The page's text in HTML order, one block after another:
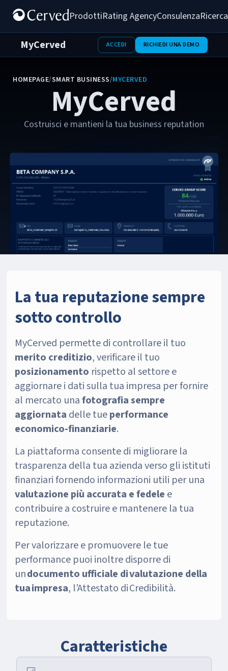
ProdottiRating AgencyConsulenza
MyCerved RICHIEDI UNA DEMO
ACCEDI
HOMEPAGE/SMART BUSINESS/MYCERVED
MyCerved
Costruisci e mantieni la tua business reputation
La tua reputazione sempre
sotto controllo
MyCerved permette di controllare il tuo
merito creditizio, verificare il tuo
posizionamento rispetto al settore e
aggiornare i dati sulla tua impresa per fornire
al mercato unafotografia sempre
aggiornata delle tueperformance
economico-finanziarie.
La piattaforma consente di migliorare la
trasparenza della tua azienda verso gli istituti
finanziari fornendo informazioni utili per una
valutazione più accurata e fedele e
contribuire a costruire e mantenere la tua
reputazione.
Per valorizzare e promuovere le tue
performance puoi inoltre disporre di
undocumento ufficiale di valutazione della
tua impresa, l’Attestato di Credibilità.
Caratteristiche